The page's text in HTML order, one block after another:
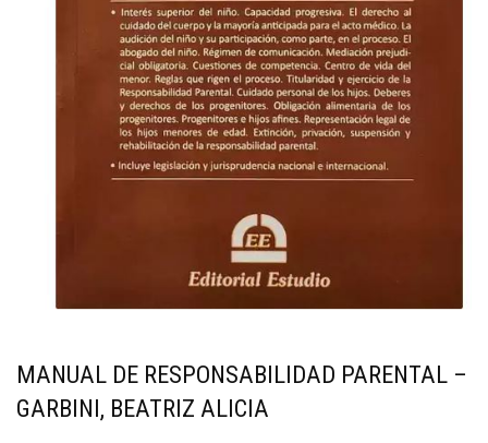
MANUAL DE RESPONSABILIDAD PARENTAL –
GARBINI, BEATRIZ ALICIA